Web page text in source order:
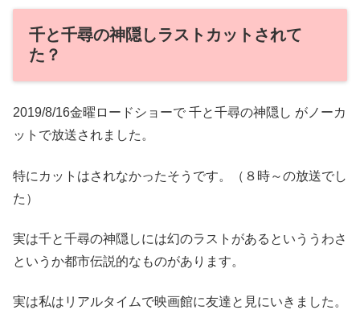
千と千尋の神隠しラストカットされて
た？
2019/8/16金曜ロードショーで 千と千尋の神隠し がノーカ
ットで放送されました。
特にカットはされなかったそうです。（８時～の放送でし
た）
実は千と千尋の神隠しには幻のラストがあるといううわさ
というか都市伝説的なものがあります。
実は私はリアルタイムで映画館に友達と見にいきました。